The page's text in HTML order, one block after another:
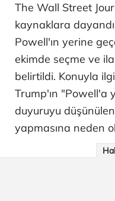
The Wall Street
kaynaklara
Powell'ın yerine
ekimde seçme ve
belirtildi. Konuyla
Trump'ın "Powell'a
duyuruyu
yapmasına neden